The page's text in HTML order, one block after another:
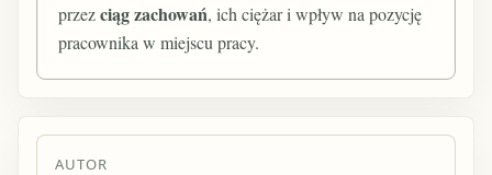
przezciąg zachowań, ich ciężar i wpływ na pozycję
pracownika w miejscu pracy.
AUTOR